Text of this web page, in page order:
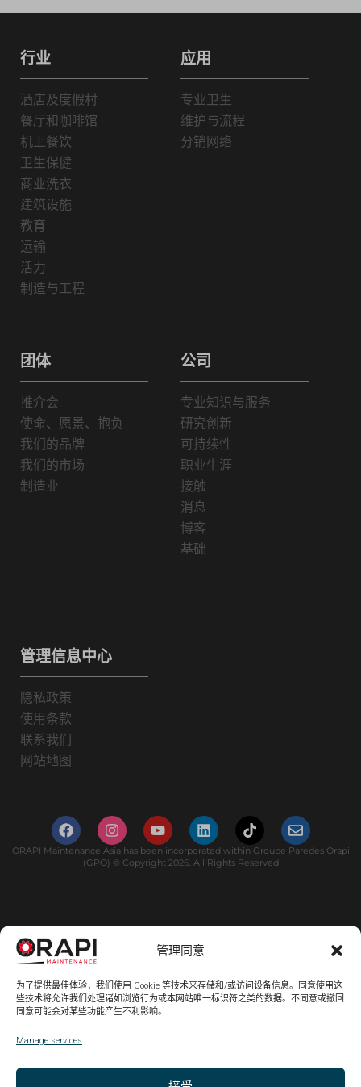
管理同意
为了提供最佳体验，我们使用 Cookie 等技术来存储和/或访问设备信息。同意使用这
些技术将允许我们处理诸如浏览行为或本网站唯一标识符之类的数据。不同意或撤回
同意可能会对某些功能产生不利影响。
Manage services
行业
酒店及度假村
餐厅和咖啡馆
机上餐饮
卫生保健
商业洗衣
建筑设施
教育
运输
活力
制造与工程
应用
专业卫生
维护与流程
分销网络
团体
推介会
使命、愿景、抱负
我们的品牌
我们的市场
制造业
公司
专业知识与服务
研究创新
可持续性
职业生涯
接触
消息
博客
基础
管理信息中心
隐私政策
使用条款
联系我们
网站地图
ORAPI Maintenance Asia has been incorporated within Groupe Paredes Orapi
(GPO) © Copyright 2026. All Rights Reserved